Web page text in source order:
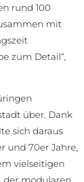
rund 100
mit
zum Detail“,
über. Dank
sich daraus
und 70er Jahre,
vielseitigen